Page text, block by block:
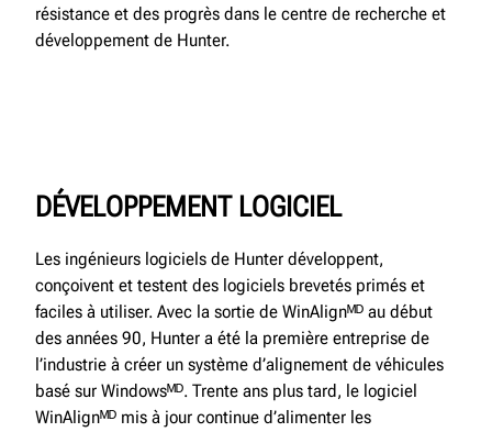
résistance et des progrès dans le centre de recherche et
développement de Hunter.
DÉVELOPPEMENT LOGICIEL
Les ingénieurs logiciels de Hunter développent,
conçoivent et testent des logiciels brevetés primés et
faciles à utiliser. Avec la sortie de WinAlignᴹᴰ au début
des années 90, Hunter a été la première entreprise de
l’industrie à créer un système d’alignement de véhicules
basé sur Windowsᴹᴰ. Trente ans plus tard, le logiciel
WinAlignᴹᴰ mis à jour continue d’alimenter les